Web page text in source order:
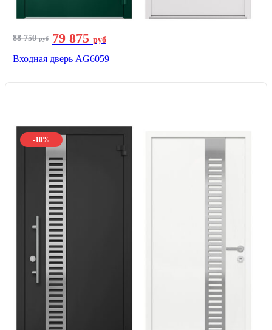
88 750руб 79 875 руб
Входная дверь AG6059
-10%